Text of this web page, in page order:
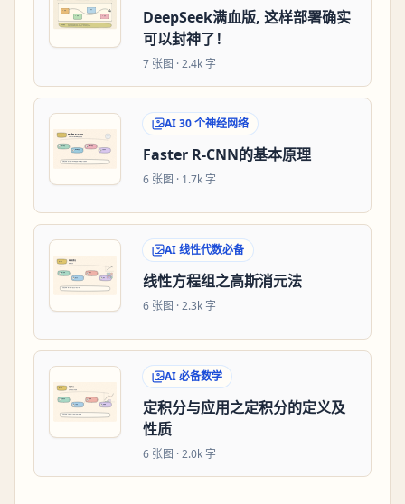
DeepSeek满血版, 这样部署确实
可以封神了！
7 张图 ·2.4k 字
AI 30 个神经网络
Faster R-CNN的基本原理
6 张图 · 1.7k 字
AI 线性代数必备
线性方程组之高斯消元法
6 张图 ·2.3k 字
AI 必备数学
定积分与应用之定积分的定义及
性质
6 张图 ·2.0k 字